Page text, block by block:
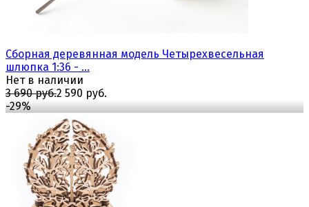
избранноесравнить
Сборная деревянная модель Четырехвесельная
шлюпка 1:36 - ...
Нет в наличии
3 690 руб.2 590 руб.
-29%